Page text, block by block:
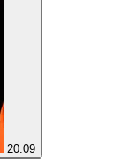
20:09